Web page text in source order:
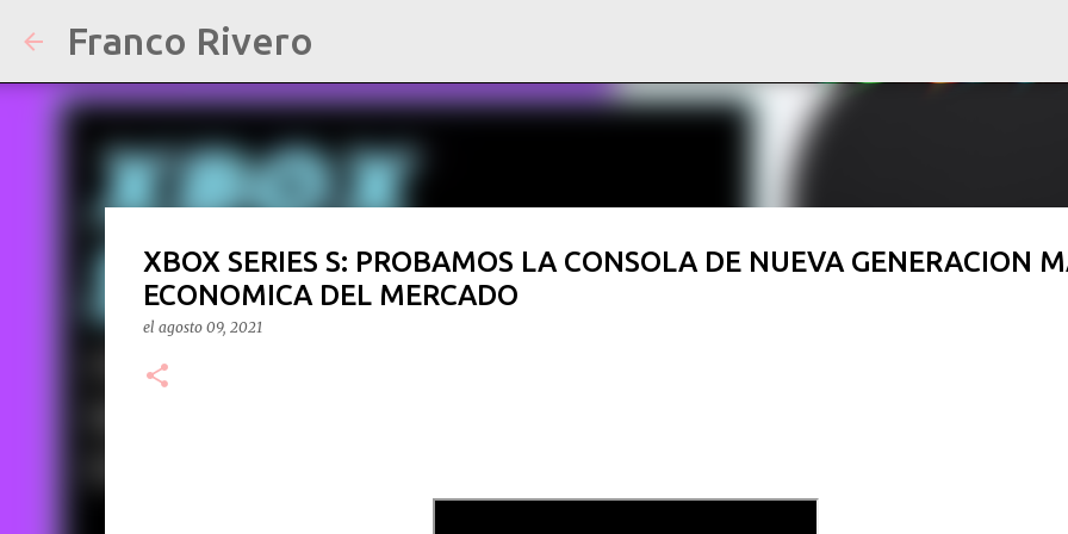
Franco Rivero
XBOX SERIES S: PROBAMOS LA CONSOLA DE NUEVA GENERACION
ECONOMICA DEL MERCADO
el agosto 09, 2021